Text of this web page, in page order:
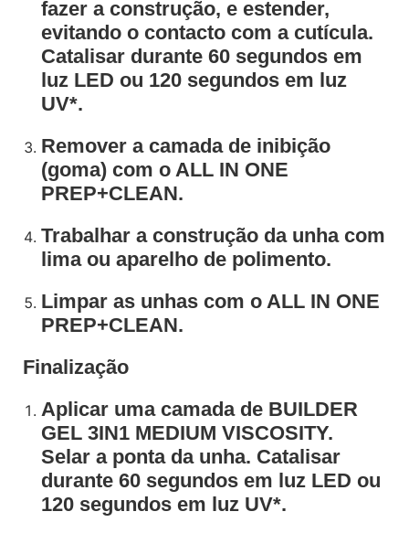
fazer a construção, e estender,
evitando o contacto com a cutícula.
Catalisar durante 60 segundos em
luz LED ou 120 segundos em luz
UV*.
Remover a camada de inibição
(goma) com o ALL IN ONE
PREP+CLEAN.
Trabalhar a construção da unha com
lima ou aparelho de polimento.
Limpar as unhas com o ALL IN ONE
PREP+CLEAN.
Finalização
Aplicar uma camada de BUILDER
GEL 3IN1 MEDIUM VISCOSITY.
Selar a ponta da unha. Catalisar
durante 60 segundos em luz LED ou
120 segundos em luz UV*.